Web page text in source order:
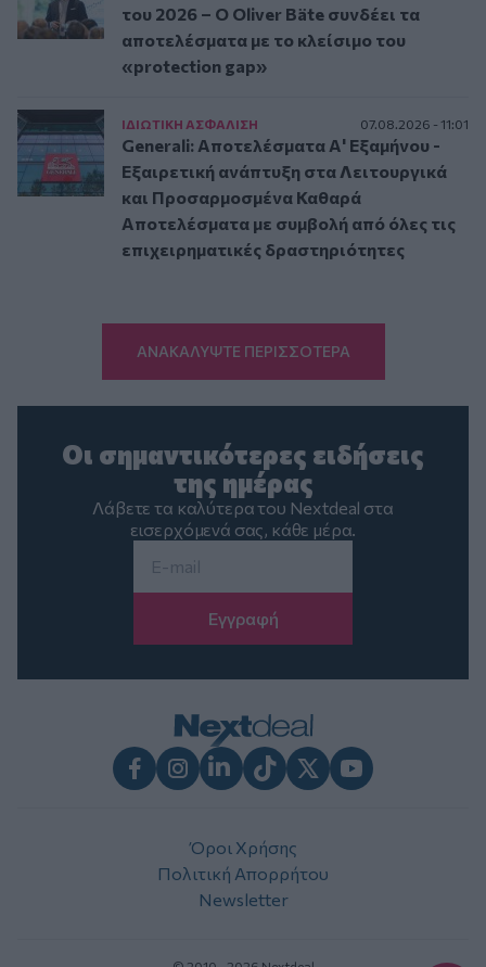
του 2026 – Ο Oliver Bäte συνδέει τα
αποτελέσματα με το κλείσιμο του
«protection gap»
ΙΔΙΩΤΙΚΗ ΑΣΦAΛΙΣΗ 07.08.2026 - 11:01
Generali: Αποτελέσματα Α' Εξαμήνου -
Εξαιρετική ανάπτυξη στα Λειτουργικά
και Προσαρμοσμένα Καθαρά
Αποτελέσματα με συμβολή από όλες τις
επιχειρηματικές δραστηριότητες
ΑΝΑΚΑΛΥΨΤΕ ΠΕΡΙΣΣΟΤΕΡΑ
Οι σημαντικότερες ειδήσεις
της ημέρας
Λάβετε τα καλύτερα του Nextdeal στα
εισερχόμενά σας, κάθε μέρα.
Όροι Χρήσης
Πολιτική Απορρήτου
Newsletter